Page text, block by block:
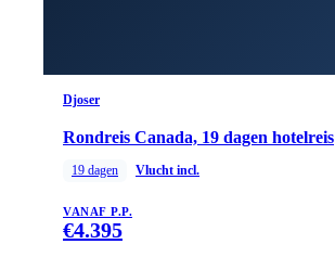
Djoser
Rondreis Canada, 19 dagen hotelreis
19 dagen Vlucht incl.
VANAF P.P.
€4.395